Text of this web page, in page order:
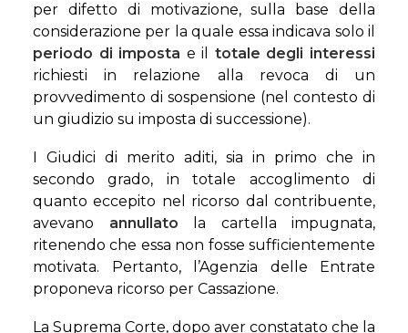
per difetto di motivazione, sulla base della
considerazione per la quale essa indicava solo il
periodo di imposta e il totale degli interessi
richiesti in relazione alla revoca di un
provvedimento di sospensione (nel contesto di
un giudizio su imposta di successione).
I Giudici di merito aditi, sia in primo che in
secondo grado, in totale accoglimento di
quanto eccepito nel ricorso dal contribuente,
avevano annullato la cartella impugnata,
ritenendo che essa non fosse sufficientemente
motivata. Pertanto, l’Agenzia delle Entrate
proponeva ricorso per Cassazione.
La Suprema Corte, dopo aver constatato che la